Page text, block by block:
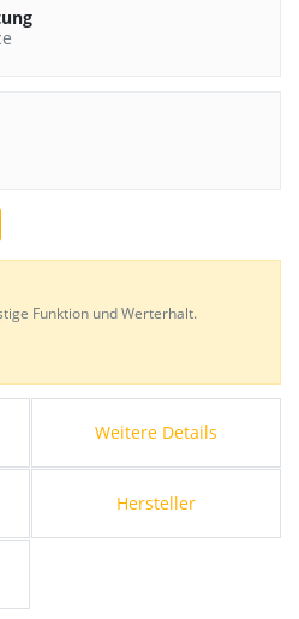
Weitere Details
Hersteller
Funktion und Werterhalt.